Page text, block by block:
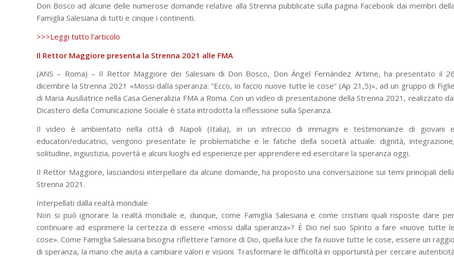
Don Bosco ad alcune delle numerose domande relative alla Strenna pubblicate sulla pagina Facebook dai membri della
Famiglia Salesiana di tutti e cinque i continenti.
>>>Leggi tutto l’articolo
Il Rettor Maggiore presenta la Strenna 2021 alle FMA
(ANS – Roma) – Il Rettor Maggiore dei Salesiani di Don Bosco, Don Ángel Fernández Artime, ha presentato il 26
dicembre la Strenna 2021 «Mossi dalla speranza: “Ecco, io faccio nuove tutte le cose” (Ap 21,5)», ad un gruppo di Figlie
di Maria Ausiliatrice nella Casa Generalizia FMA a Roma. Con un video di presentazione della Strenna 2021, realizzato dal
Dicastero della Comunicazione Sociale è stata introdotta la riflessione sulla Speranza.
Il video è ambientato nella città di Napoli (Italia), in un intreccio di immagini e testimonianze di giovani e
educatori/educatrici, vengono presentate le problematiche e le fatiche della società attuale: dignità, integrazione,
solitudine, ingiustizia, povertà e alcuni luoghi ed esperienze per apprendere ed esercitare la speranza oggi.
Il Rettor Maggiore, lasciandosi interpellare da alcune domande, ha proposto una conversazione sui temi principali della
Strenna 2021.
Interpellati dalla realtà mondiale
Non si può ignorare la realtà mondiale e, dunque, come Famiglia Salesiana e come cristiani quali risposte dare
continuare ad esprimere la certezza di essere «mossi dalla speranza»? È Dio nel suo Spirito a fare «nuove tutte le
cose». Come Famiglia Salesiana bisogna riflettere l’amore di Dio, quella luce che fa nuove tutte le cose, essere un raggio
di speranza, la mano che aiuta a cambiare valori e visioni. Trasformare le difficoltà in opportunità per cercare autenticità